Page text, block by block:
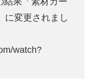
に変更されまし
watch?